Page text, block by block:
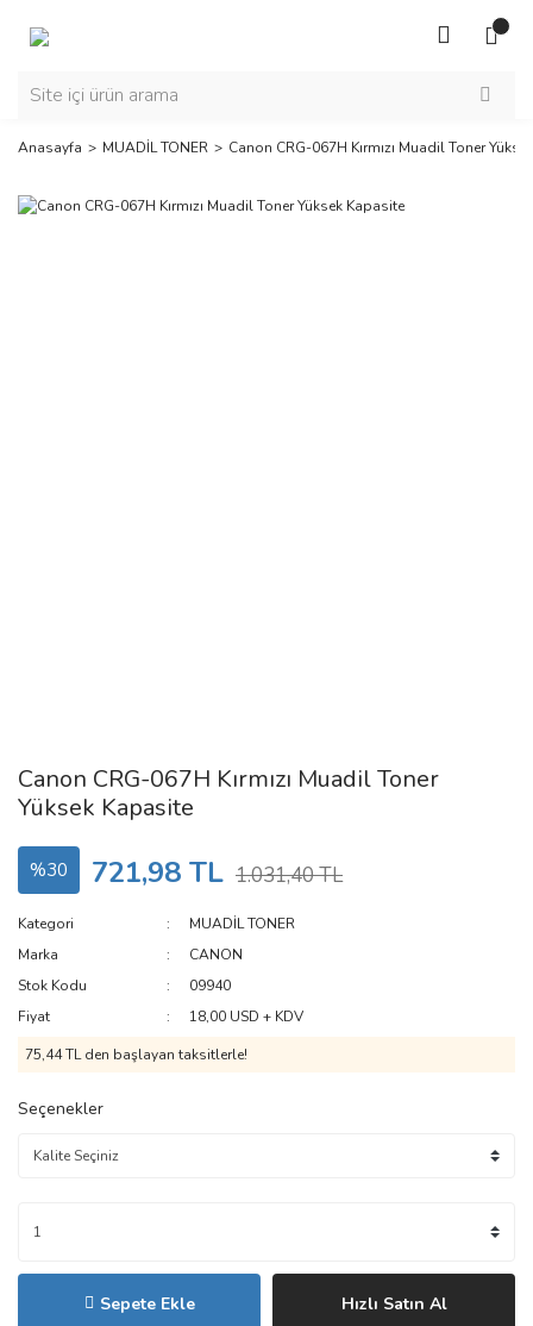
Anasayfa MUADİL TONER Canon CRG-067H Kırmızı Muadil Toner
Canon CRG-067H Kırmızı Muadil Toner
Yüksek Kapasite
%30 721,98 TL 1.031,40 TL
Kategori
MUADİL TONER
Marka
CANON
Stok Kodu
09940
Fiyat
18,00 USD + KDV
75,44 TL den başlayan taksitlerle!
Seçenekler
Sepete Ekle Hızlı Satın Al